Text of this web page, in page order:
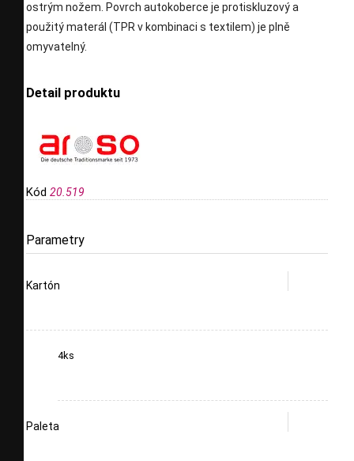
ostrým nožem. Povrch autokoberce je protiskluzový a
použitý materál (TPR v kombinaci s textilem) je plně
omyvatelný.
Detail produktu
Kód 20.519
Parametry
Kartón
4ks
Paleta